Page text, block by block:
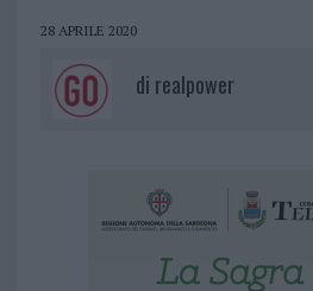
28 APRILE 2020
di realpower